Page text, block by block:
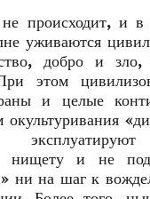
происходит, и
уживаются
добро и
этом
и целые
нищету и не
ни на шаг к